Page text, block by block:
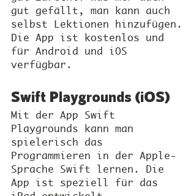
gut gefällt, man kann auch
selbst Lektionen hinzufügen.
Die App ist kostenlos und
für Android und iOS
verfügbar.
Swift Playgrounds (iOS)
Mit der App Swift
Playgrounds kann man
spielerisch das
Programmieren in der Apple-
Sprache Swift lernen. Die
App ist speziell für das